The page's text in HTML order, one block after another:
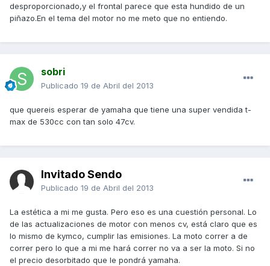
desproporcionado,y el frontal parece que esta hundido de un
piñazo.En el tema del motor no me meto que no entiendo.
sobri
Publicado 19 de Abril del 2013
que quereis esperar de yamaha que tiene una super vendida t-
max de 530cc con tan solo 47cv.
Invitado Sendo
Publicado 19 de Abril del 2013
La estética a mi me gusta. Pero eso es una cuestión personal. Lo
de las actualizaciones de motor con menos cv, está claro que es
lo mismo de kymco, cumplir las emisiones. La moto correr a de
correr pero lo que a mi me hará correr no va a ser la moto. Si no
el precio desorbitado que le pondrá yamaha.